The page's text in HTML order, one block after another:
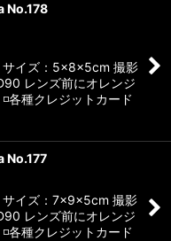
No.178
サイズ：5×8×5cm 撮影
レンズ前にオレンジ
各種クレジットカード
No.177
サイズ：7×9×5cm 撮影
レンズ前にオレンジ
各種クレジットカード